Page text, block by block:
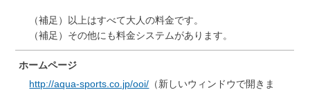
（補足）以上はすべて大人の料金です。
（補足）その他にも料金システムがあります。
ホームページ
http://aqua-sports.co.jp/ooi/ （新しいウィンドウで開きま